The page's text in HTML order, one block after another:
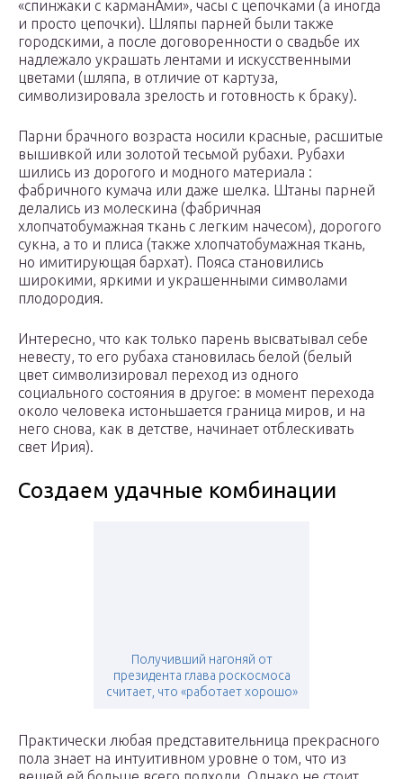
«спинжаки с карманАми», часы с цепочками (а иногда
и просто цепочки). Шляпы парней были также
городскими, а после договоренности о свадьбе их
надлежало украшать лентами и искусственными
цветами (шляпа, в отличие от картуза,
символизировала зрелость и готовность к браку).
Парни брачного возраста носили красные, расшитые
вышивкой или золотой тесьмой рубахи. Рубахи
шились из дорогого и модного материала :
фабричного кумача или даже шелка. Штаны парней
делались из молескина (фабричная
хлопчатобумажная ткань с легким начесом), дорогого
сукна, а то и плиса (также хлопчатобумажная ткань,
но имитирующая бархат). Пояса становились
широкими, яркими и украшенными символами
плодородия.
Интересно, что как только парень высватывал себе
невесту, то его рубаха становилась белой (белый
цвет символизировал переход из одного
социального состояния в другое: в момент перехода
около человека истоньшается граница миров, и на
него снова, как в детстве, начинает отблескивать
свет Ирия).
Создаем удачные комбинации
Получивший нагоняй от
президента глава роскосмоса
считает, что «работает хорошо»
Практически любая представительница прекрасного
пола знает на интуитивном уровне о том, что из